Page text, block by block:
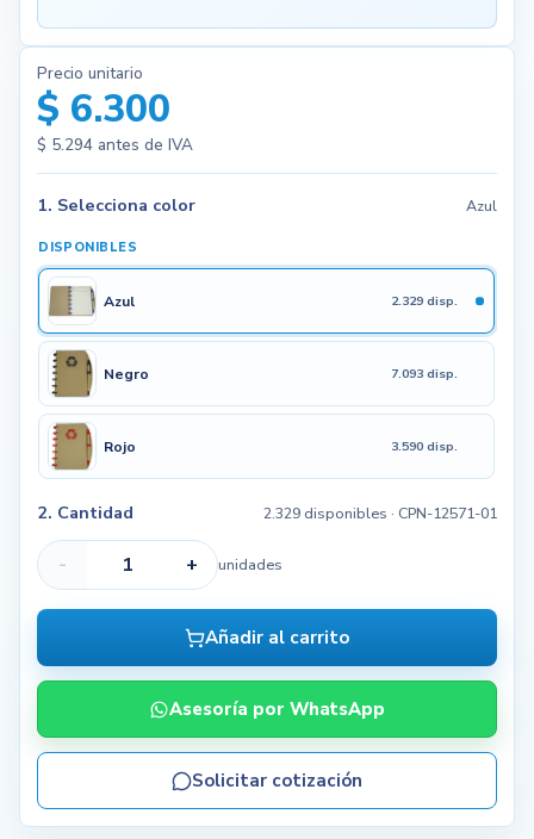
Precio unitario
$ 6.300
$ 5.294antes de IVA
1. Selecciona color Azul
DISPONIBLES
Azul 2.329 disp.
Negro 7.093 disp.
Rojo 3.590 disp.
2. Cantidad 2.329 disponibles · CPN-12571-01
- + unidades
Añadir al carrito
Asesoría por WhatsApp
Solicitar cotización